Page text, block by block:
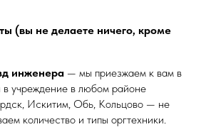
(вы не делаете ничего, кроме
инженера — мы приезжаем к вам в
в учреждение в любом районе
Искитим, Обь, Кольцово — не
количество и типы оргтехники.